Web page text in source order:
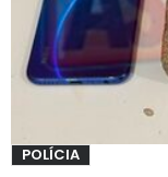
POLÍCIA